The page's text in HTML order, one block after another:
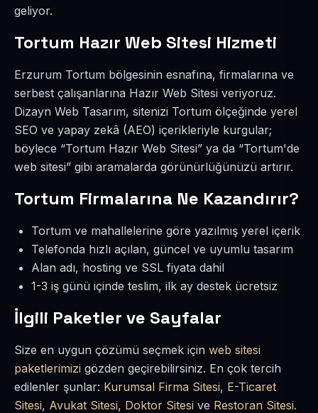
geliyor.
Tortum Hazır Web Sitesi Hizmeti
Erzurum Tortum bölgesinin esnafına, firmalarına ve
serbest çalışanlarına Hazır Web Sitesi veriyoruz.
Dizayn Web Tasarım, sitenizi Tortum ölçeğinde yerel
SEO ve yapay zekâ (AEO) içerikleriyle kurgular;
böylece “Tortum Hazır Web Sitesi” ya da “Tortum'de
web sitesi” gibi aramalarda görünürlüğünüzü artırır.
Tortum Firmalarına Ne Kazandırır?
Tortum ve mahallelerine göre yazılmış yerel içerik
Telefonda hızlı açılan, güncel ve uyumlu tasarım
Alan adı, hosting ve SSL fiyata dahil
1-3 iş günü içinde teslim, ilk ay destek ücretsiz
İlgili Paketler ve Sayfalar
Size en uygun çözümü seçmek için web sitesi
paketlerimizi gözden geçirebilirsiniz. En çok tercih
edilenler şunlar: Kurumsal Firma Sitesi, E-Ticaret
Sitesi, Avukat Sitesi, Doktor Sitesi ve Restoran Sitesi.